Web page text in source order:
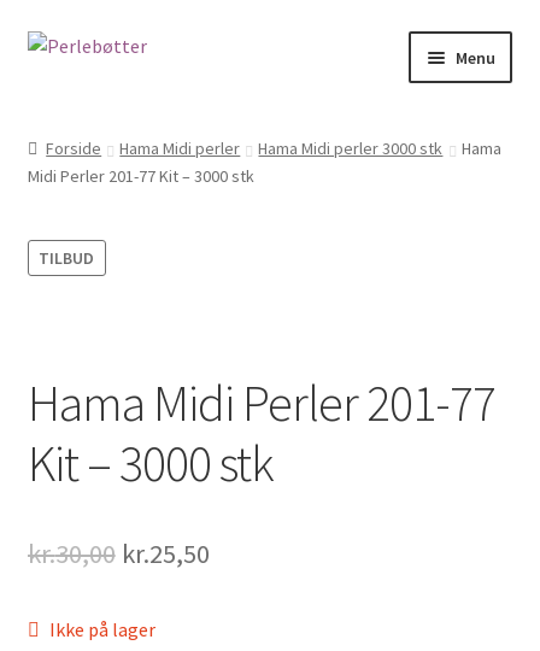
Spring
Spring
Menu
Kasse
Kontakt
Forside Hama Midi perler Hama Midi perler 3000 stk
Hama
Midi Perler 201-77 Kit – 3000 stk
TILBUD
Hama Midi Perler 201-77
Kit – 3000 stk
kr.30,00 Original
was:
kr.25,50Current
Ikke på lager